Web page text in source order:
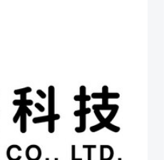
serves tens of thousan
Middle East, Africa and